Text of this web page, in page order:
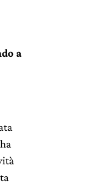
a